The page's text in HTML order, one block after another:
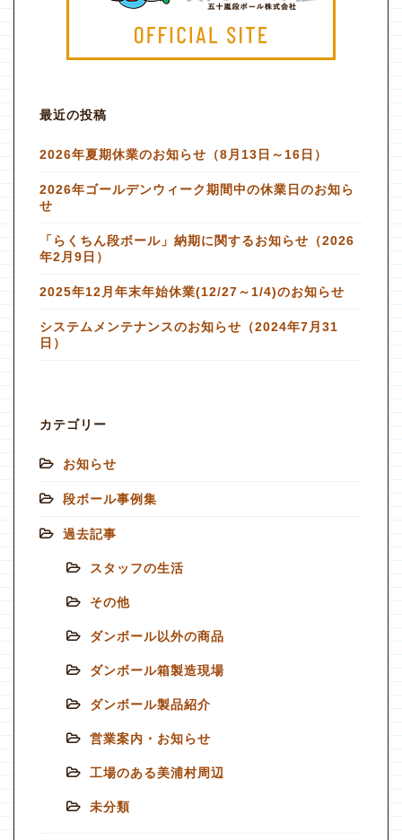
最近の投稿
2026年夏期休業のお知らせ（8月13日～16日）
2026年ゴールデンウィーク期間中の休業日のお知ら
せ
「らくちん段ボール」納期に関するお知らせ（2026
年2月9日）
2025年12月年末年始休業(12/27～1/4)のお知らせ
システムメンテナンスのお知らせ（2024年7月31
日）
カテゴリー
お知らせ
段ボール事例集
過去記事
スタッフの生活
その他
ダンボール以外の商品
ダンボール箱製造現場
ダンボール製品紹介
営業案内・お知らせ
工場のある美浦村周辺
未分類